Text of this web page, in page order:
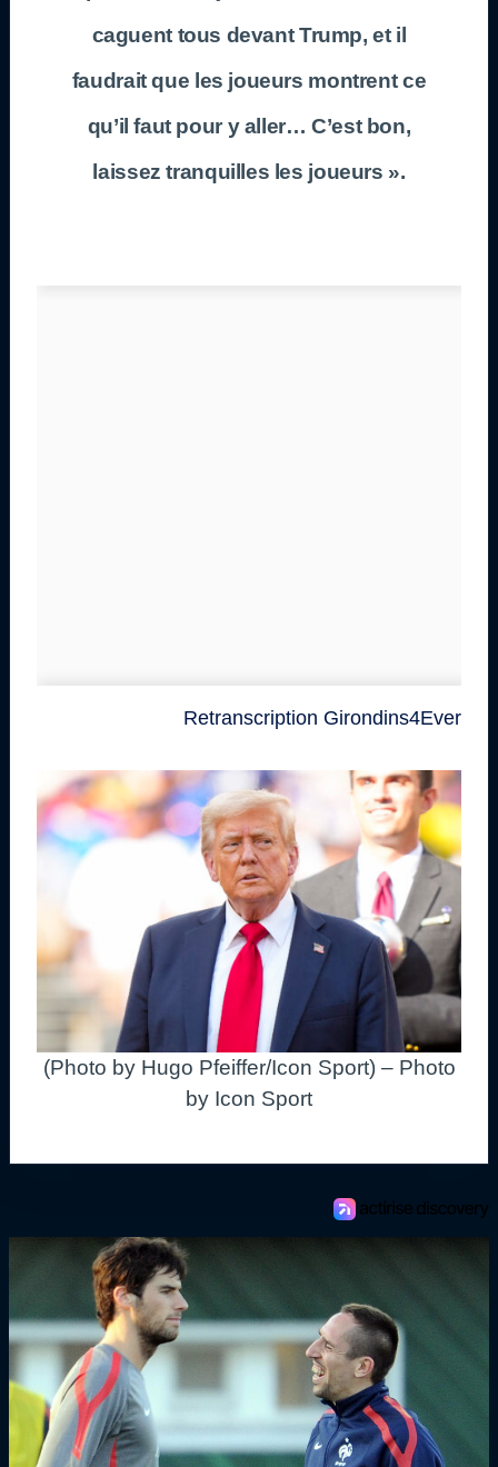
caguent tous devant Trump, et il
faudrait que les joueurs montrent ce
qu’il faut pour y aller… C’est bon,
laissez tranquilles les joueurs ».
Retranscription Girondins4Ever
(Photo by Hugo Pfeiffer/Icon Sport) – Photo
by Icon Sport